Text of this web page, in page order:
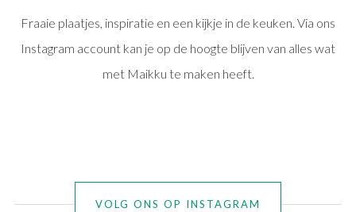
Fraaie plaatjes, inspiratie en een kijkje in de keuken. Via ons
Instagram account kan je op de hoogte blijven van alles wat
met Maikku te maken heeft.
VOLG ONS OP INSTAGRAM